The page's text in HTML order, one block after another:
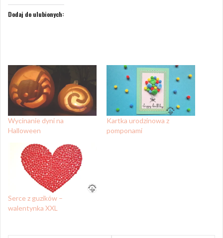
Dodaj do ulubionych:
Wycinanie dyni na
Halloween
Kartka urodzinowa z
pomponami
Serce z guzików –
walentynka XXL